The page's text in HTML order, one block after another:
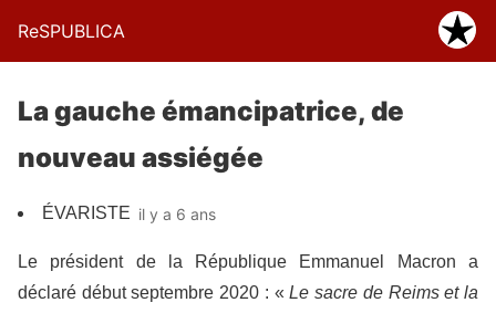
ReSPUBLICA
La gauche émancipatrice, de
nouveau assiégée
ÉVARISTE il y a 6 ans
Le président de la République Emmanuel Macron a
déclaré début septembre 2020 : « Le sacre de Reims et la